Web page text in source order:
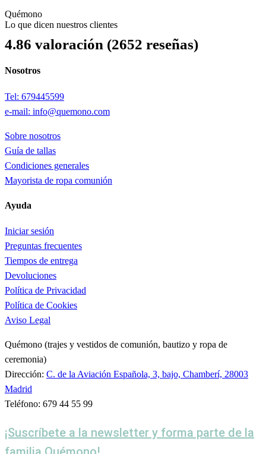
Quémono
Lo que dicen nuestros clientes
4.86 valoración (2652 reseñas)
Nosotros
Tel: 679445599
e-mail: info@quemono.com
Sobre nosotros
Guía de tallas
Condiciones generales
Mayorista de ropa comunión
Ayuda
Iniciar sesión
Preguntas frecuentes
Tiempos de entrega
Devoluciones
Política de Privacidad
Política de Cookies
Aviso Legal
Quémono (trajes y vestidos de comunión, bautizo y ropa de
ceremonia)
Dirección: C. de la Aviación Española, 3, bajo, Chamberí, 28003
Madrid
Teléfono: 679 44 55 99
¡Suscríbete a la newsletter y forma parte de la